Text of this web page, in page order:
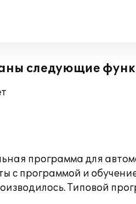
следующие
программа для
с программой и
Типовой